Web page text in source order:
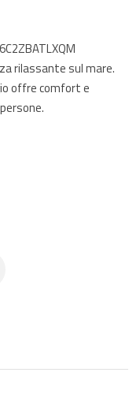
rilassante sul mare.
offre comfort e